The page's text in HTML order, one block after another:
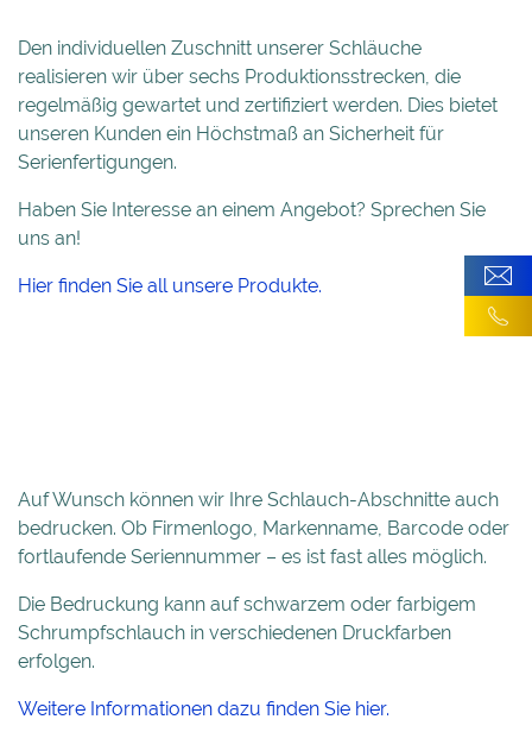
Den individuellen Zuschnitt unserer Schläuche
realisieren wir über sechs Produktionsstrecken, die
regelmäßig gewartet und zertifiziert werden. Dies bietet
unseren Kunden ein Höchstmaß an Sicherheit für
Serienfertigungen.
Haben Sie Interesse an einem Angebot? Sprechen Sie
uns an!
Hier finden Sie all unsere Produkte.
Auf Wunsch können wir Ihre Schlauch-Abschnitte auch
bedrucken. Ob Firmenlogo, Markenname, Barcode oder
fortlaufende Seriennummer – es ist fast alles möglich.
Die Bedruckung kann auf schwarzem oder farbigem
Schrumpfschlauch in verschiedenen Druckfarben
erfolgen.
Weitere Informationen dazu finden Sie hier.